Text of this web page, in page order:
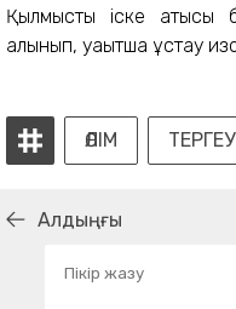
Қылмыстық іске қатысы
алынып, уақытша ұстау
ӨЛІМ ТЕРГЕУ
Алдыңғы